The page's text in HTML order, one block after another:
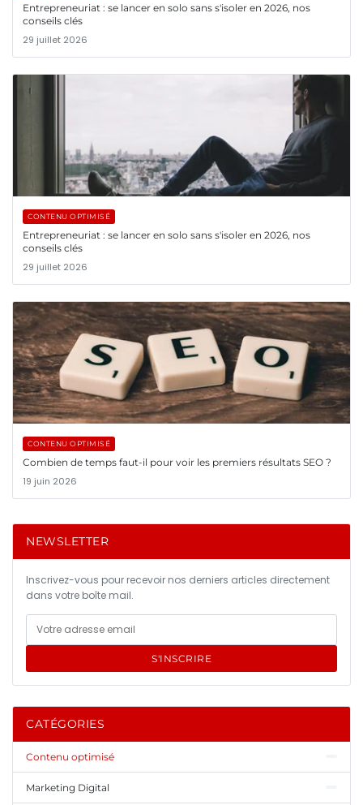
Entrepreneuriat : se lancer en solo sans s'isoler en 2026, nos
conseils clés
29 juillet 2026
CONTENU OPTIMISÉ
Entrepreneuriat : se lancer en solo sans s'isoler en 2026, nos
conseils clés
29 juillet 2026
CONTENU OPTIMISÉ
Combien de temps faut-il pour voir les premiers résultats SEO ?
19 juin 2026
NEWSLETTER
Inscrivez-vous pour recevoir nos derniers articles directement
dans votre boîte mail.
S'INSCRIRE
CATÉGORIES
Contenu optimisé
Marketing Digital